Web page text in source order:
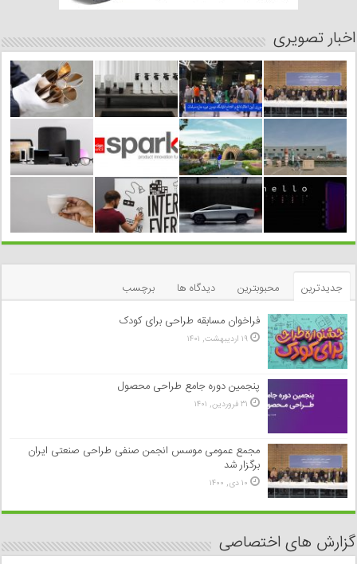
اخبار تصویری
جدیدترین محبوبترین دیدگاه ها
برچسب
فراخوان مسابقه طراحی برای کودک
۱۹ اردیبهشت, ۱۴۰۱
پنجمین دوره جامع طراحی محصول
۳۱ فروردین, ۱۴۰۱
مجمع عمومی موسس انجمن صنفی طراحی صنعتی ایران
برگزار شد
۱۰ دی, ۱۴۰۰
گزارش های اختصاصی